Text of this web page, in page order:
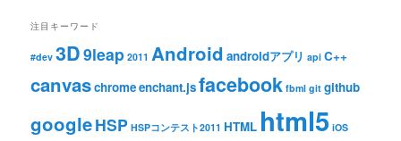
注目キーワード
#dev 3D9leap 2011 Android androidアプリ api C++
canvaschromeenchant.jsfacebook fbml git github
googleHSP HSPコンテスト2011 HTML html5 iOS